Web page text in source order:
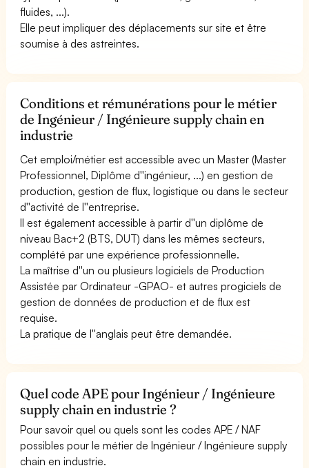
fluides, ...).
Elle peut impliquer des déplacements sur site et être
soumise à des astreintes.
Conditions et rémunérations pour le métier
de Ingénieur / Ingénieure supply chain en
industrie
Cet emploi/métier est accessible avec un Master (Master
Professionnel, Diplôme d''ingénieur, ...) en gestion de
production, gestion de flux, logistique ou dans le secteur
d''activité de l''entreprise.
Il est également accessible à partir d''un diplôme de
niveau Bac+2 (BTS, DUT) dans les mêmes secteurs,
complété par une expérience professionnelle.
La maîtrise d''un ou plusieurs logiciels de Production
Assistée par Ordinateur -GPAO- et autres progiciels de
gestion de données de production et de flux est
requise.
La pratique de l''anglais peut être demandée.
Quel code APE pour Ingénieur / Ingénieure
supply chain en industrie ?
Pour savoir quel ou quels sont les codes APE / NAF
possibles pour le métier de Ingénieur / Ingénieure supply
chain en industrie.